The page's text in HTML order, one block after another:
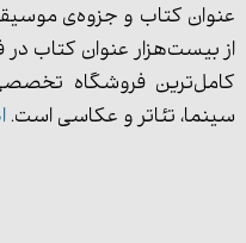
عنوان کتاب و جزوه‌ی
از بیست‌هزار عنوان کتاب
کامل‌ترین فروشگاه
سینما، تئاتر و عکاسی است.